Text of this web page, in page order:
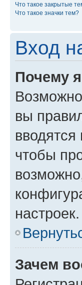
Что такое закрытые
Что такое значки тем?
Вход
Почему
вы
чтобы
настроек.
Зачем